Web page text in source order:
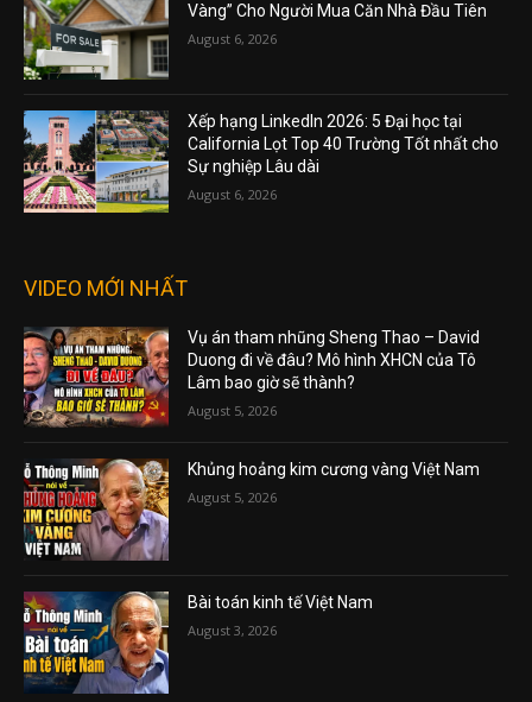
Vàng” Cho Người Mua Căn Nhà Đầu Tiên
August 6, 2026
Xếp hạng LinkedIn 2026: 5 Đại học tại
California Lọt Top 40 Trường Tốt nhất cho
Sự nghiệp Lâu dài
August 6, 2026
VIDEO MỚI NHẤT
Vụ án tham nhũng Sheng Thao – David
Duong đi về đâu? Mô hình XHCN của Tô
Lâm bao giờ sẽ thành?
August 5, 2026
Khủng hoảng kim cương vàng Việt Nam
August 5, 2026
Bài toán kinh tế Việt Nam
August 3, 2026